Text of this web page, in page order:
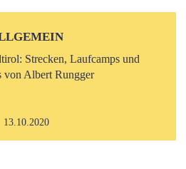
Strecken, Laufcamps und
von Albert Rungger
13.10.2020